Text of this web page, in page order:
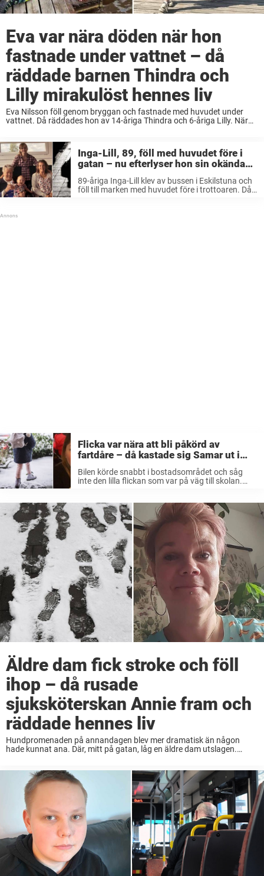
Eva var nära döden när hon
fastnade under vattnet – då
räddade barnen Thindra och
Lilly mirakulöst hennes liv
Eva Nilsson föll genom bryggan och fastnade med huvudet under
vattnet. Då räddades hon av 14-åriga Thindra och 6-åriga Lilly. När
Inga-Lill, 89, föll med huvudet före i
gatan – nu efterlyser hon sin okända
hjälte: ”Vill tacka honom”
89-åriga Inga-Lill klev av bussen i Eskilstuna och
föll till marken med huvudet före i trottoaren. Då
Flicka var nära att bli påkörd av
fartdåre – då kastade sig Samar ut i
vägen och räddade hennes liv
Bilen körde snabbt i bostadsområdet och såg
inte den lilla flickan som var på väg till skolan.
Äldre dam fick stroke och föll
ihop – då rusade
sjuksköterskan Annie fram och
räddade hennes liv
Hundpromenaden på annandagen blev mer dramatisk än någon
hade kunnat ana. Där, mitt på gatan, låg en äldre dam utslagen.